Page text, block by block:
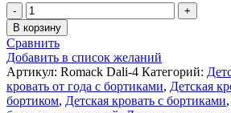
Количество
товара
Кровать
Romack
Dali
двухспальная
140x200
цвет
В корзину
Сравнить
Добавить в список желаний
Артикул: Romack Dali-4 Категорий:
кровать от года с бортиками, Детская
бортиком, Детская кровать с бортиками,